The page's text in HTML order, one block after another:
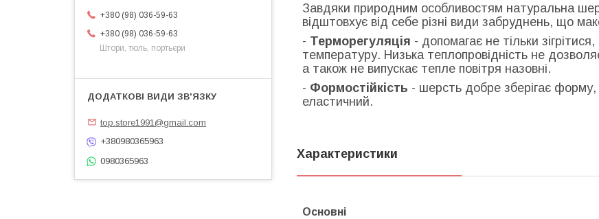
Завдяки природним особливостям натуральна
відштовхує від себе різні види забруднень, що
- Терморегуляція - допомагає не тільки
температуру. Низька теплопровідність не
а також не випускає тепле повітря назовні.
- Формостійкість - шерсть добре зберігає форму,
еластичний.
Характеристики
Основні
+380 (98) 036-59-63
+380 (98) 036-59-63
Штори, тюль, портьєри
top.store1991@gmail.com
+380980365963
0980365963